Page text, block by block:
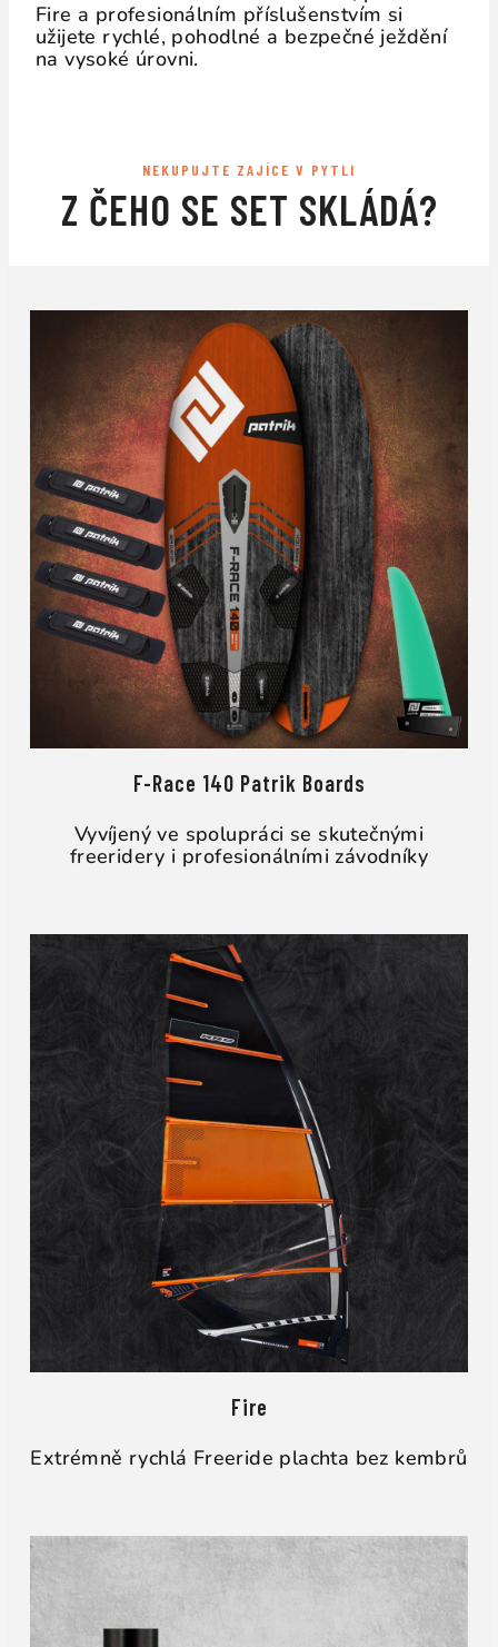
Fire a profesionálním příslušenstvím si
užijete rychlé, pohodlné a bezpečné ježdění
na vysoké úrovni.
NEKUPUJTE ZAJÍCE V PYTLI
Z ČEHO SE SET SKLÁDÁ?
F-Race 140 Patrik Boards
Vyvíjený ve spolupráci se skutečnými
freeridery i profesionálními závodníky
Fire
Extrémně rychlá Freeride plachta bez kembrů